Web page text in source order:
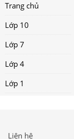
Trang chủ
Lớp 10
Lớp 7
Lớp 4
Lớp 1
Liên hệ